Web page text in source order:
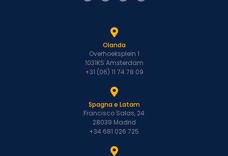
Olanda
Overhoeksplein 1
1031KS Amsterdam
+31 (06) 11 74 78 09
Spagna e Latam
Francisco Salas, 24
28039 Madrid
+34 681 026 725